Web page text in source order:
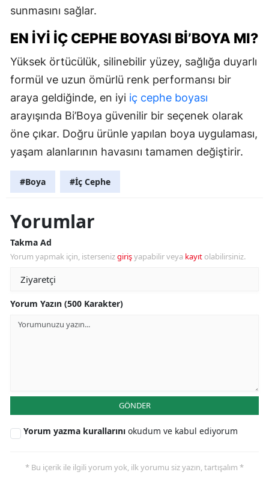
sunmasını sağlar.
EN İYI İÇ CEPHE BOYASI BI’BOYA MI?
Yüksek örtücülük, silinebilir yüzey, sağlığa duyarlı
formül ve uzun ömürlü renk performansı bir
araya geldiğinde, en iyi iç cephe boyası
arayışında Bi’Boya güvenilir bir seçenek olarak
öne çıkar. Doğru ürünle yapılan boya uygulaması,
yaşam alanlarının havasını tamamen değiştirir.
#Boya #İç Cephe
Yorumlar
Takma Ad
Yorum yapmak için, istersenizgirişyapabilir veya kayıt olabilirsiniz.
Yorum Yazın (500 Karakter)
GÖNDER
Yorum yazma kurallarını okudum ve kabul ediyorum
* Bu içerik ile ilgili yorum yok, ilk yorumu siz yazın, tartışalım *